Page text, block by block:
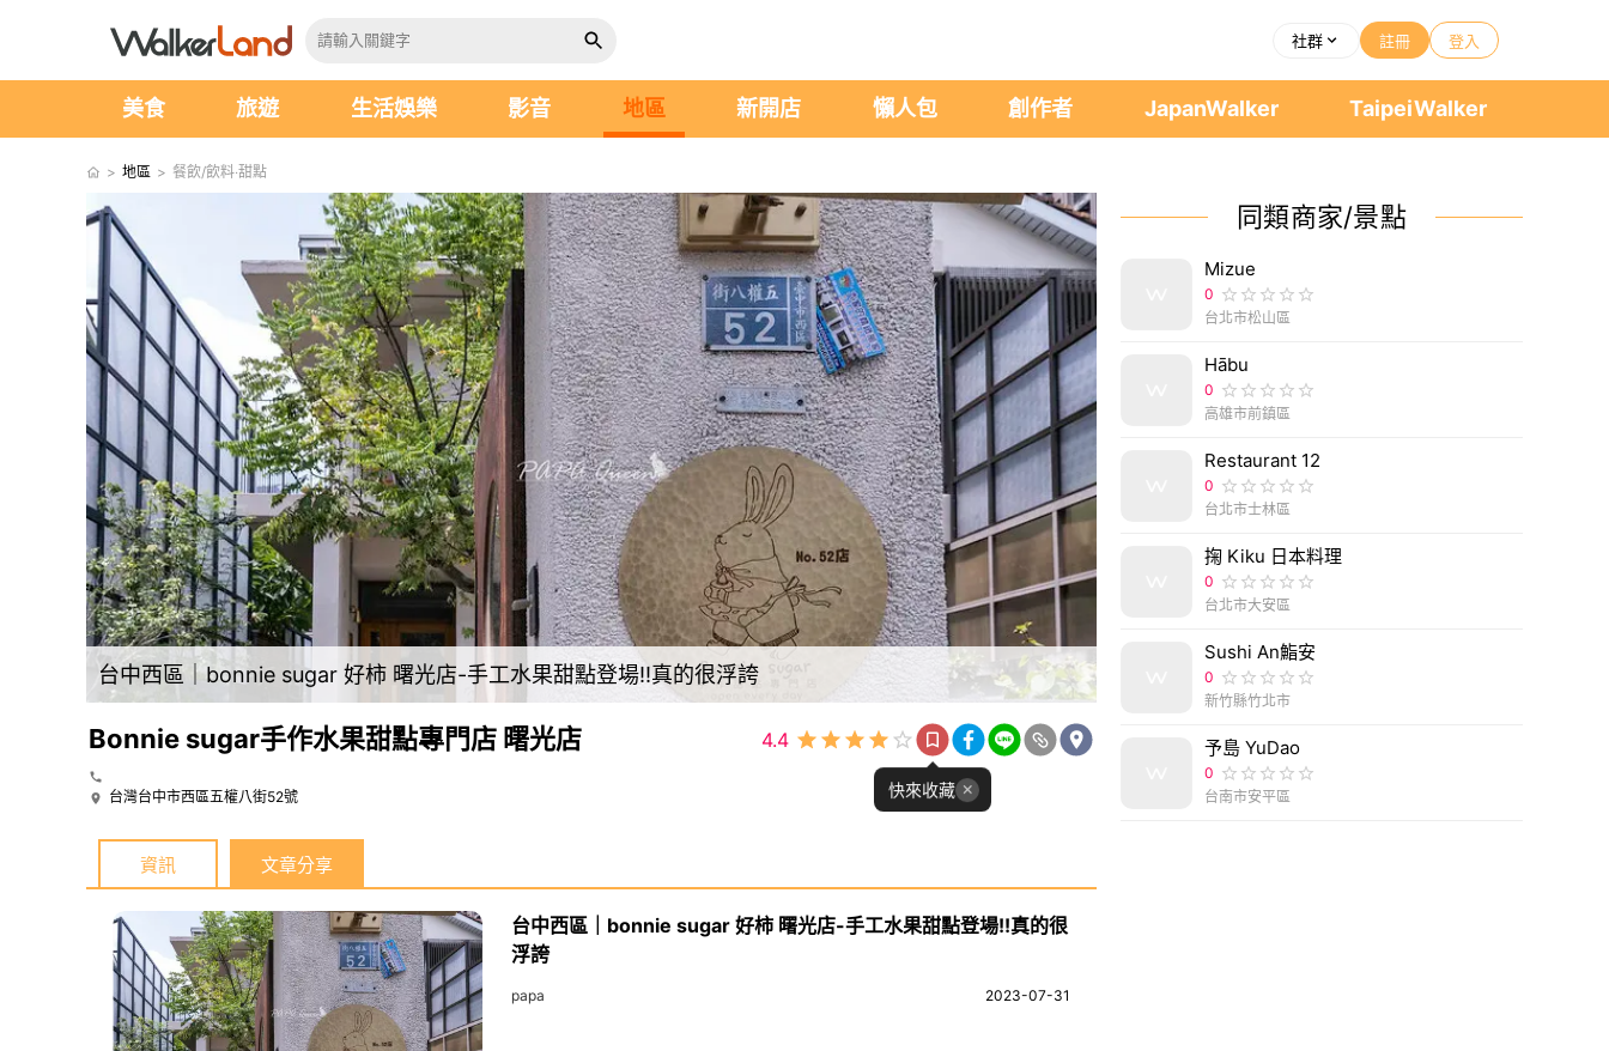
社群 註冊 登入
美食 旅遊 生活娛樂 影音 地區 新開店 懶人包 創作者 JapanWalker TaipeiWalker
> 地區 > 餐飲/飲料‧甜點
台中西區｜bonnie sugar 好柿 曙光店-手工水果甜點登場!!真的很浮誇 台中西區｜bonnie sugar 好柿 曙光店-手工水果甜
Bonnie sugar手作水果甜點專門店 曙光店
台灣台中市西區五權八街52號
4.4
快來收藏
資訊 文章分享
台中西區｜bonnie sugar 好柿 曙光店-手工水果甜點登場!!真的很
浮誇
papa 2023-07-31
同類商家/景點
Mizue
0
台北市松山區
Hābu
0
高雄市前鎮區
Restaurant 12
0
台北市士林區
掬 Kiku 日本料理
0
台北市大安區
Sushi An鮨安
0
新竹縣竹北市
予島 YuDao
0
台南市安平區